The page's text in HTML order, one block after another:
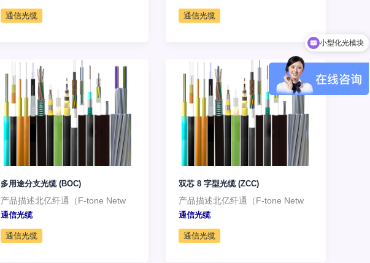
通信光缆 通信光缆
多用途分支光缆 (BOC)
产品描述北亿纤通（F-tone Netw
通信光缆
通信光缆
双芯 8 字型光缆 (ZCC)
产品描述北亿纤通（F-tone Netw
通信光缆
通信光缆
小型化光模块